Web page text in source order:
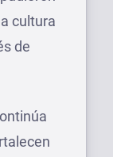
cultura
de